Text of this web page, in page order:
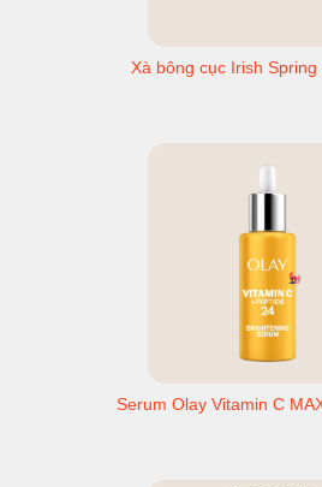
Xà bông cục Irish Spring
Serum Olay Vitamin C